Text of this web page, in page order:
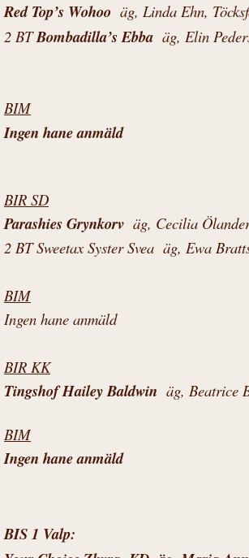
Red Top’s Wohoo äg, Linda Ehn,
2 BTBombadilla’s Ebba äg, Elin
BIM
Ingen hane anmäld
BIR SD
Parashies Grynkorv äg, Cecilia
2 BT Sweetax Syster Svea äg, Ewa
BIM
Ingen hane anmäld
BIR KK
Tingshof Hailey Baldwin äg, Beatrice
BIM
Ingen hane anmäld
BIS 1 Valp: